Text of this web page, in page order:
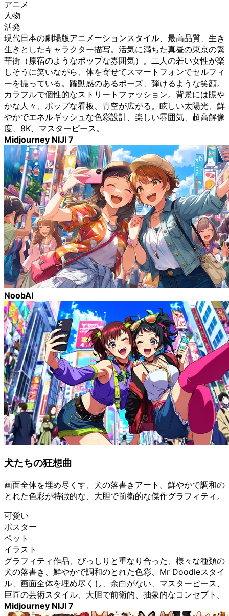
アニメ
人物
活発
現代日本の劇場版アニメーションスタイル、最高品質、生き
生きとしたキャラクター描写。活気に満ちた真昼の東京の繁
華街（原宿のようなポップな雰囲気）。二人の若い女性が楽
しそうに笑いながら、体を寄せてスマートフォンでセルフィ
ーを撮っている。躍動感のあるポーズ、弾けるような笑顔。
カラフルで個性的なストリートファッション。背景には賑や
かな人々、ポップな看板、青空が広がる。眩しい太陽光、鮮
やかでエネルギッシュな色彩設計、楽しい雰囲気、超高解像
度、8K、マスターピース。
Midjourney NIJI 7
NoobAI
犬たちの狂想曲
画面全体を埋め尽くす、犬の落書きアート。鮮やかで調和の
とれた色彩が特徴的な、大胆で前衛的な傑作グラフィティ。
可愛い
ポスター
ペット
イラスト
グラフィティ作品、びっしりと重なり合った、様々な種類の
犬の落書き、鮮やかで調和のとれた色彩、Mr Doodleスタイ
ル、画面全体を埋め尽くし、余白がない、マスターピース、
巨匠の芸術スタイル、大胆で前衛的、抽象的なコンセプト。
Midjourney NIJI 7